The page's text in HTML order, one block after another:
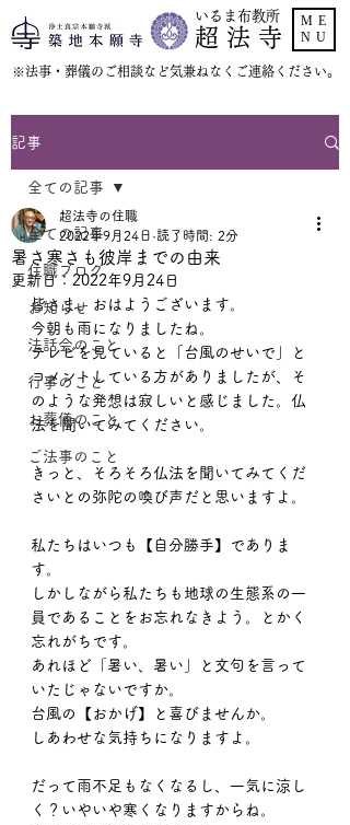
いるま布教所
超 法 寺
​※法事・葬儀のご相談など気兼ねなくご連絡ください。
ME
NU
記事
全ての記事
住職ブログ
お知らせ
法話会のこと
行事のこと
お葬儀のこと
ご法事のこと
全ての記事
暑さ寒さも彼岸までの由来
超法寺の住職
2022年9月24日 読了時間: 2分
更新日： 2022年9月24日
皆さま、おはようございます。
今朝も雨になりましたね。
テレビを見ていると「台風のせいで」と
コメントしている方がありましたが、そ
のような発想は寂しいと感じました。仏
法を聞いてみてください。
きっと、そろそろ仏法を聞いてみてくだ
さいとの弥陀の喚び声だと思いますよ。
私たちはいつも【自分勝手】でありま
す。
しかしながら私たちも地球の生態系の一
員であることをお忘れなきよう。とかく
忘れがちです。
あれほど「暑い、暑い」と文句を言って
いたじゃないですか。
台風の【おかげ】と喜びませんか。
しあわせな気持ちになりますよ。
だって雨不足もなくなるし、一気に涼し
く？いやいや寒くなりますからね。